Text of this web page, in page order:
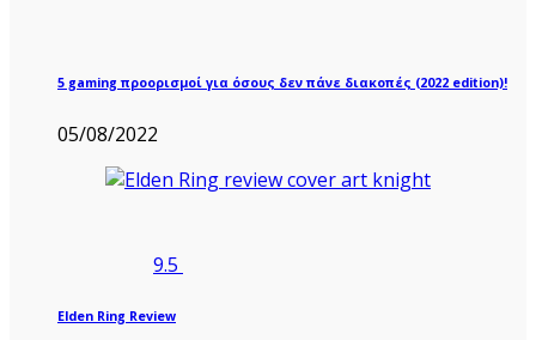
5 gaming προορισμοί για όσους δεν πάνε διακοπές (2022 edition)!
05/08/2022
9.5
Elden Ring Review